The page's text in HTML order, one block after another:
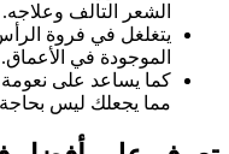
الشعر التالف وعلاجه.
يتغلغل في فروة
الموجودة في الأعماق.
كما يساعد على نعومة
مما يجعلك ليس